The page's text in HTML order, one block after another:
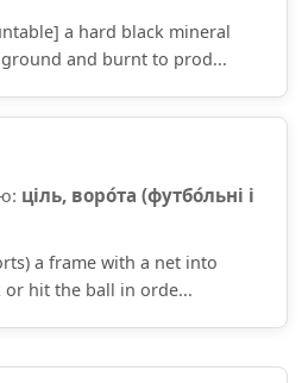
a hard black mineral
and burnt to prod...
ціль, воро́та (футбо́льні і
a frame with a net into
or hit the ball in orde...